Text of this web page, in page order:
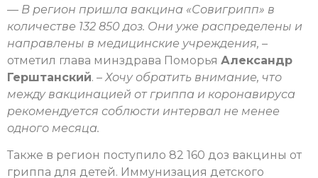
— В регион пришла вакцина «Совигрипп» в
количестве 132 850 доз. Они уже распределены и
направлены в медицинские учреждения, –
отметил глава минздрава Поморья Александр
Герштанский. – Хочу обратить внимание, что
между вакцинацией от гриппа и коронавируса
рекомендуется соблюсти интервал не менее
одного месяца.
Также в регион поступило 82 160 доз вакцины от
гриппа для детей. Иммунизация детского